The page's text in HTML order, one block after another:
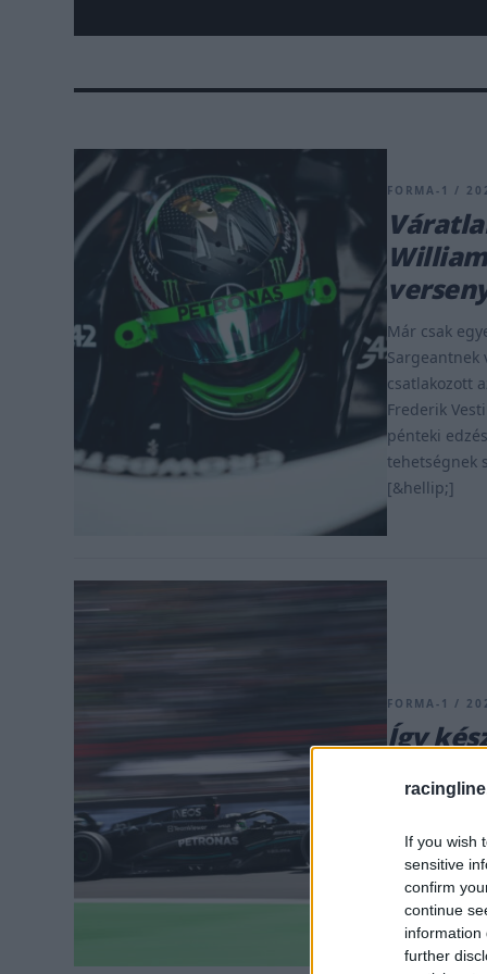
If you wish
sensitive
confirm
continue
information
further
FORMA-1 /
Már csak
csatlakozott
Frederik
pénteki
tehetségnek
[&hellip;]
FORMA-1 /
Így
debütálásra